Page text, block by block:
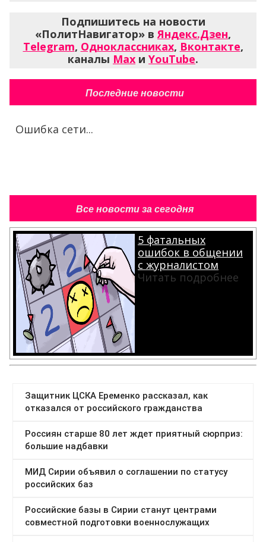
Подпишитесь на новости
«ПолитНавигатор» вЯндекс.Дзен,
Telegram, Одноклассниках, Вконтакте,
каналы Max и YouTube.
Последние новости
Ошибка сети...
Все новости за сегодня
5 фатальных
ошибок в общении
с журналистом
Читать подробнее